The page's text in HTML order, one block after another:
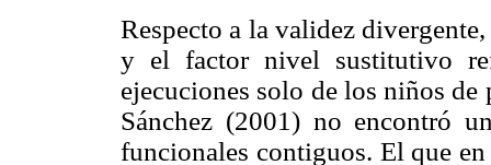
Respecto a la validez
y el factor nivel sustitutivo
ejecuciones solo de los niños
Sánchez (2001) no encontró
funcionales contiguos. El que